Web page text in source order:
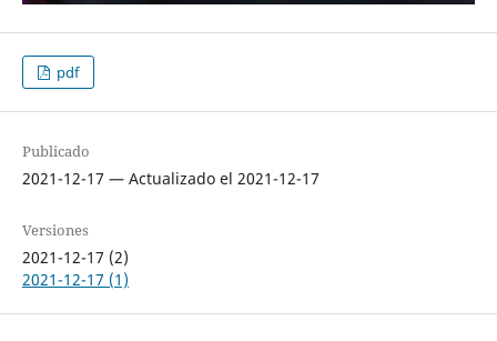
pdf
Publicado
2021-12-17 — Actualizado el 2021-12-17
Versiones
2021-12-17 (2)
2021-12-17 (1)